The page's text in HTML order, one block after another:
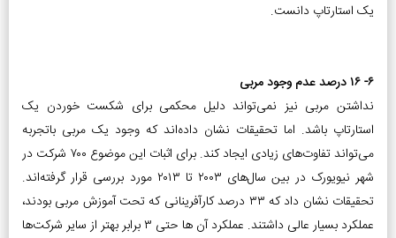
یک استارتاپ دانست.
۶- ۱۶ درصد عدم وجود مربی
نداشتن مربی نیز نمی‌تواند دلیل محکمی برای شکست خوردن یک
استارتاپ باشد. اما تحقیقات نشان داده‌اند که وجود یک مربی باتجربه
می‌تواند تفاوت‌های زیادی ایجاد کند. برای اثبات این موضوع ۷۰۰ شرکت در
شهر نیویورک در بین سال‌های ۲۰۰۳ تا ۲۰۱۳ مورد بررسی قرار گرفته‌اند.
تحقیقات نشان داد که ۳۳ درصد کارآفرینانی که تحت آموزش مربی بودند،
عملکرد بسیار عالی داشتند. عملکرد آن ها حتی ۳ برابر بهتر از سایر شرکت‌ها